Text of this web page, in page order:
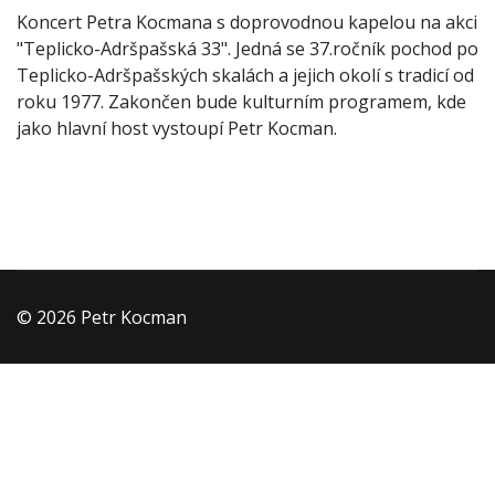
Koncert Petra Kocmana s doprovodnou kapelou na akci
"Teplicko-Adršpašská 33". Jedná se 37.ročník pochod po
Teplicko-Adršpašských skalách a jejich okolí s tradicí od
roku 1977. Zakončen bude kulturním programem, kde
jako hlavní host vystoupí Petr Kocman.
© 2026 Petr Kocman